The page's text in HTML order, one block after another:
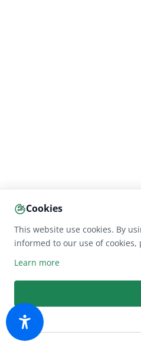
Cookies
This website use cookies. By
informed to our use of cookies,
Learn more
×